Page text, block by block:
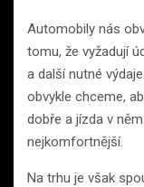
Automobily nás
tomu, že vyžadují
a další nutné
obvykle chceme,
dobře a jízda v
nejkomfortnější.
Na trhu je však